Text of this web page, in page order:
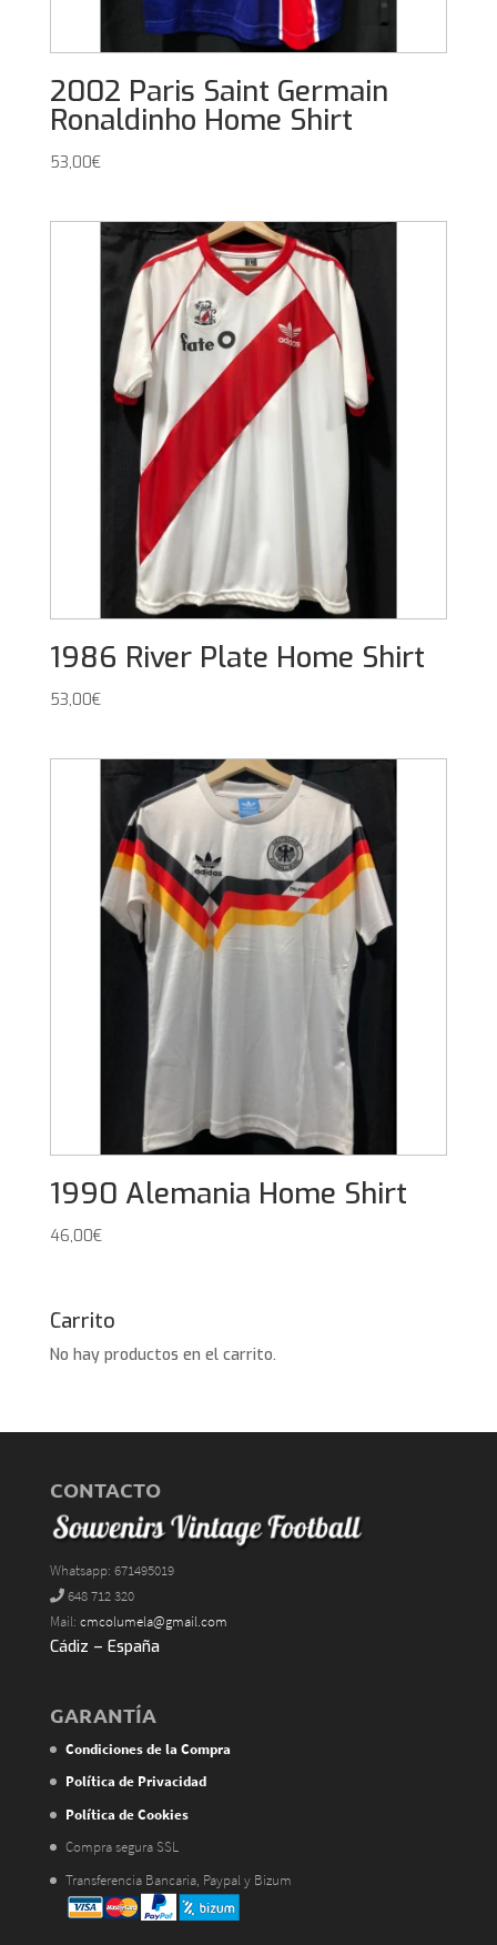
2002 Paris Saint Germain
Ronaldinho Home Shirt
53,00€
1986 River Plate Home Shirt
53,00€
1990 Alemania Home Shirt
46,00€
Carrito
No hay productos en el carrito.
CONTACTO
Whatsapp: 671495019
648 712 320
Mail: cmcolumela@gmail.com
Cádiz – España
GARANTÍA
Condiciones de la Compra
Política de Privacidad
Política de Cookies
Compra segura SSL
Transferencia Bancaria, Paypal y Bizum